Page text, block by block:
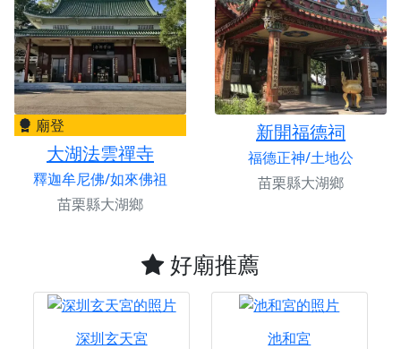
廟登
大湖法雲禪寺
釋迦牟尼佛/如來佛祖
苗栗縣大湖鄉
新開福德祠
福德正神/土地公
苗栗縣大湖鄉
好廟推薦
深圳玄天宮
池和宮